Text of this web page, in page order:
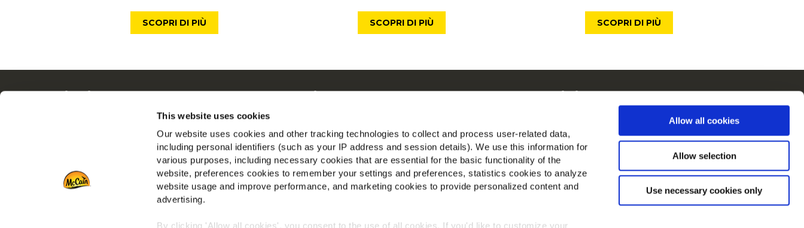
This website uses cookies
Our website uses cookies and other tracking technologies to collect and process user-related data,
including personal identifiers (such as your IP address and session details). We use this information for
various purposes, including necessary cookies that are essential for the basic functionality of the
website, preferences cookies to remember your settings and preferences, statistics cookies to analyze
website usage and improve performance, and marketing cookies to provide personalized content and
advertising.
By clicking 'Allow all cookies', you consent to the use of all cookies. If you'd like to customize your
Allow all cookies
Allow selection
Use necessary cookies only
SCOPRI DI PIÙ SCOPRI DI PIÙ SCOPRI DI PIÙ
Navigation
Download
Tutto su McCain
Dalle Nostre Radici il Nostro Impegno
Lavora con noi
FAQ
Servizio
Vai al sito Corporate
McCain in Europa
Trovaci su